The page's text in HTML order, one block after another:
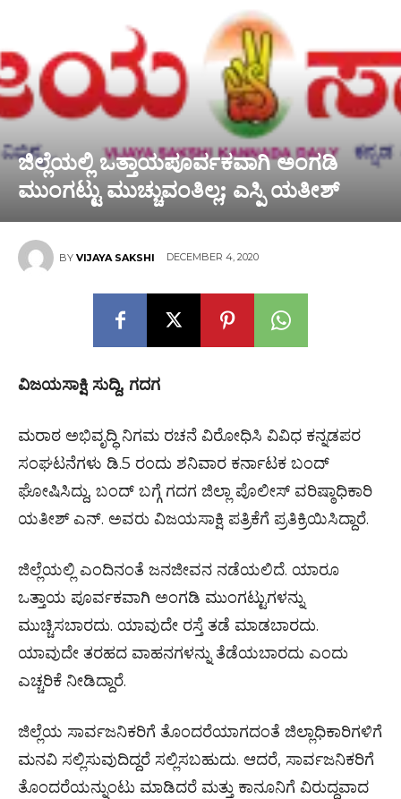
ಜಿಲ್ಲೆಯಲ್ಲಿ ಒತ್ತಾಯಪೂರ್ವಕವಾಗಿ ಅಂಗಡಿ
ಮುಂಗಟ್ಟು ಮುಚ್ಚುವಂತಿಲ್ಲ; ಎಸ್ಪಿ ಯತೀಶ್
BY VIJAYA SAKSHI DECEMBER 4, 2020
ವಿಜಯಸಾಕ್ಷಿ ಸುದ್ದಿ, ಗದಗ
ಮರಾಠ ಅಭಿವೃದ್ಧಿ ನಿಗಮ ರಚನೆ ವಿರೋಧಿಸಿ ವಿವಿಧ ಕನ್ನಡಪರ
ಸಂಘಟನೆಗಳು ಡಿ.5 ರಂದು ಶನಿವಾರ ಕರ್ನಾಟಕ ಬಂದ್
ಘೋಷಿಸಿದ್ದು, ಬಂದ್ ಬಗ್ಗೆ ಗದಗ ಜಿಲ್ಲಾ ಪೊಲೀಸ್ ವರಿಷ್ಠಾಧಿಕಾರಿ
ಯತೀಶ್ ಎನ್. ಅವರು ವಿಜಯಸಾಕ್ಷಿ ಪತ್ರಿಕೆಗೆ ಪ್ರತಿಕ್ರಿಯಿಸಿದ್ದಾರೆ.
ಜಿಲ್ಲೆಯಲ್ಲಿ ಎಂದಿನಂತೆ ಜನಜೀವನ ನಡೆಯಲಿದೆ. ಯಾರೂ
ಒತ್ತಾಯ ಪೂರ್ವಕವಾಗಿ ಅಂಗಡಿ ಮುಂಗಟ್ಟುಗಳನ್ನು
ಮುಚ್ಚಿಸಬಾರದು. ಯಾವುದೇ ರಸ್ತೆ ತಡೆ ಮಾಡಬಾರದು.
ಯಾವುದೇ ತರಹದ ವಾಹನಗಳನ್ನು ತೆಡೆಯಬಾರದು ಎಂದು
ಎಚ್ಚರಿಕೆ ನೀಡಿದ್ದಾರೆ.
ಜಿಲ್ಲೆಯ ಸಾರ್ವಜನಿಕರಿಗೆ ತೊಂದರೆಯಾಗದಂತೆ ಜಿಲ್ಲಾಧಿಕಾರಿಗಳಿಗೆ
ಮನವಿ ಸಲ್ಲಿಸುವುದಿದ್ದರೆ ಸಲ್ಲಿಸಬಹುದು. ಆದರೆ, ಸಾರ್ವಜನಿಕರಿಗೆ
ತೊಂದರೆಯನ್ನುಂಟು ಮಾಡಿದರೆ ಮತ್ತು ಕಾನೂನಿಗೆ ವಿರುದ್ಧವಾದ